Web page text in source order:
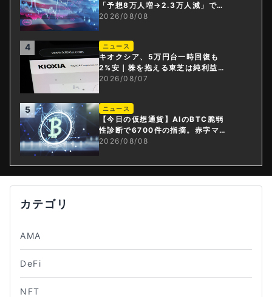
「予想8万人増→2.3万人減」で利
上げ観測後退
2026/08/08
4 ニュース
キオクシア、5万円台一時回復も
2%安｜株を抱える東芝は純利益3
0倍
2026/08/07
5 ニュース
【今日の仮想通貨】AIのBTC脆弱
性診断で6700件の指摘。赤字マイ
ニング企業はAIに賭ける
2026/08/08
カテゴリ
AMA
DeFi
NFT